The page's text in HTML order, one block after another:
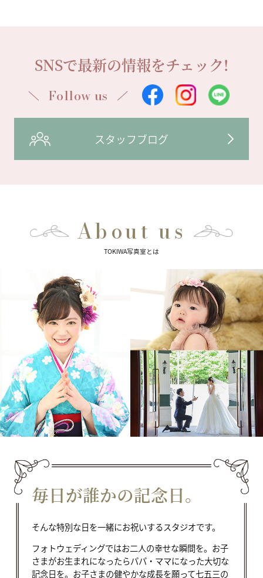
SNSで最新の情報をチェック!
Follow us
スタッフブログ
About us
TOKIWA写真室とは
毎日が誰かの記念日。
そんな特別な日を一緒にお祝いするスタジオです。
フォトウェディングではお二人の幸せな瞬間を。お子
さまがお生まれになったらパパ・ママになった大切な
記念日を。お子さまの健やかな成⻑を願って七五三の